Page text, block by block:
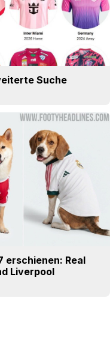
Suche
erschienen: Real
Liverpool